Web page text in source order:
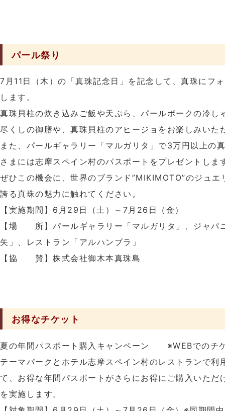
パール祭り
7月11日（木）の「真珠記念日」を記念して、真珠にフ
します。
真珠貝柱の炊き込みご飯や天ぷら、パールポークの冷し
尽くしの御膳や、真珠貝柱のアヒージョをお楽しみいた
また、パールギャラリー「マルガリタ」で3万円以上の
さまには志摩スペイン村のパスポートをプレゼントしま
ぜひこの機会に、世界のブランド”MIKIMOTO”のジュ
誇る真珠の魅力に触れてください。
【実施期間】6月29日（土）～7月26日（金）
【場 所】パールギャラリー「マルガリタ」、ジャパ
矢」、レストラン「アルハンブラ」
【協 賛】株式会社御木本真珠島
お得なチケット
夏の年間パスポート購入キャンペーン ※WEBでのチ
テーマパークとホテル志摩スペイン村のレストランで利
て、お得な年間パスポートがさらにお得にご購入いただ
を実施します。